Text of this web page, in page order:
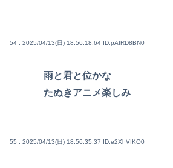
54 : 2025/04/13(日) 18:56:18.64 ID:pAfRD8BN0
雨と君と位かな
たぬきアニメ楽しみ
55 : 2025/04/13(日) 18:56:35.37 ID:e2XhVIKO0